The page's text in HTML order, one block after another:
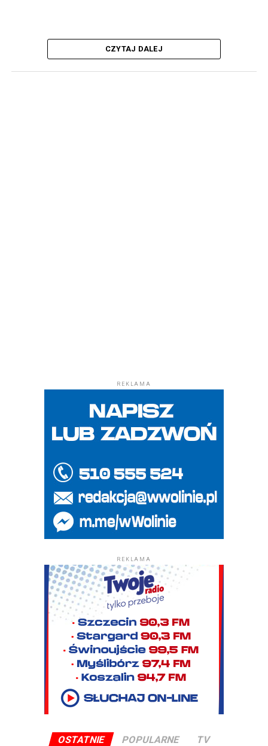
CZYTAJ DALEJ
REKLAMA
REKLAMA
OSTATNIE POPULARNE TV